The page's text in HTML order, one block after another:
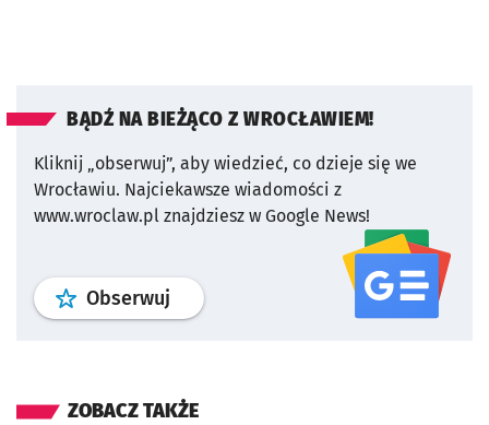
BĄDŹ NA BIEŻĄCO Z WROCŁAWIEM!
Kliknij „obserwuj”, aby wiedzieć, co dzieje się we
Wrocławiu. Najciekawsze wiadomości z
www.wroclaw.pl znajdziesz w Google News!
Obserwuj profil serwisu
ZOBACZ TAKŻE